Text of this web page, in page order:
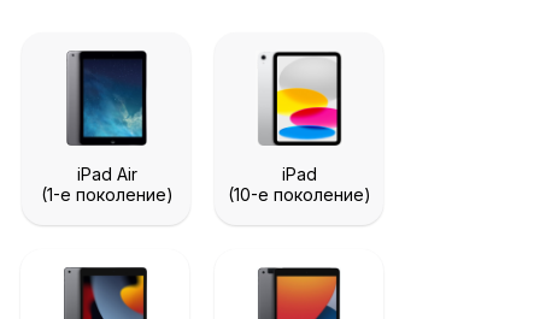
iPad Air
(1-е поколение)
iPad
(10-е поколение)